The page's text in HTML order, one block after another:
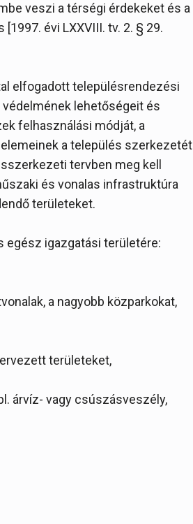
veszi a térségi érdekeket és a
évi LXXVIII. tv. 2. § 29.
elfogadott településrendezési
lehetőségeit és
felhasználási módját, a
a település szerkezetét
tervben meg kell
és vonalas infrastruktúra
területeket.
egész igazgatási területére:
a nagyobb közparkokat,
területeket,
árvíz- vagy csúszásveszély,